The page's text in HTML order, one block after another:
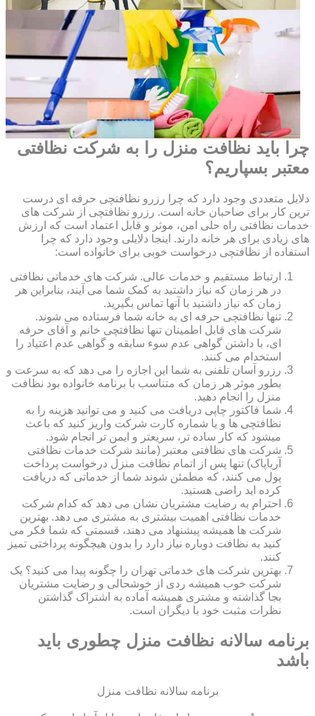
چرا باید نظافت منزل را به شرکت نظافتی
معتبر بسپاریم؟
دلایل متعددی وجود دارد که چرا رزرو نظافتچی حرفه ای درست
ترین کار برای صاحبان خانه است. رزرو نظافتچی از شرکت های
خدمات نظافتی راه حلی امن، موثر و قابل اعتماد است که ارزش
های زیادی برای هر خانه دارند. اینجا دلایلی وجود دارد که چرا
استفاده از نظافتچی درخواست خوبی برای خانواده است:
ارتباط مستقیم و خدمات عالی. شرکت های خدماتی نظافتی
در هر زمان که نیاز داشتید به کمک شما می آیند، بنابراین هر
زمان که نیاز داشتید با آنها تماس بگیرید.
تنها نظافتچی حرفه ای به خانه شما فرستاده می شوند.
شرکت های قابل اطمینان تنها نظافتچی خانم و آقای حرفه
ای، با داشتن گواهی عدم سوء سابقه و گواهی عدم اعتیاد را
استخدام می کنند.
رزرو آسان تلفنی به شما این اجازه را می دهد که به سرعت و
بطور موثر هر زمان که متناسب با برنامه خانواده بود نظافت
منزل را انجام دهید.
شما فاکتور چاپی دریافت می کنید و می توانید هزینه را به
نظافتچی ها و یا شماره کارت شرکت واریز کنید که باعث
میشود که کار ساده تر، سریعتر و ایمن تر انجام شود.
شرکت های نظافتی معتبر (مانند شرکت خدمات نظافتی
آریاپاک) تنها پس از اتمام نظافت منزل درخواست پرداخت
پول می کنند، که مطمئن شوند شما از خدماتی که دریافت
کرده اید راضی هستید.
احترام به رضایت مشتریان نشان می دهد که کدام شرکت
خدمات نظافتی اهمیت بیشتری به مشتری می دهد. بهترین
شرکت ها همیشه پیشنهاد می دهند، قسمتی که شما فکر می
کنید به نظافت دوباره نیاز دارد را بدون هیچگونه پرداختی تمیز
کنند.
بهترین شرکت های خدماتی تهران را چگونه پیدا می کنید؟ یک
شرکت خوب همیشه ردی از خوشحالی و رضایت مشتریان
بجا گذاشته و مشتری همیشه آماده به اشتراک گذاشتن
نظرات مثبت خود با دیگران است.
برنامه سالانه نظافت منزل چطوری باید
باشد
برنامه سالانه نظافت منزل